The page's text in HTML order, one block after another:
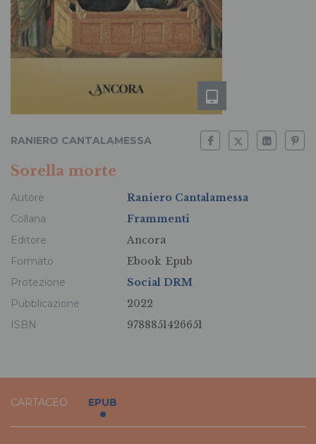
RANIERO CANTALAMESSA
Sorella morte
Autore
Raniero Cantalamessa
Collana
Frammenti
Editore
Ancora
Formato
Ebook Epub
Protezione
Social DRM
Pubblicazione
2022
ISBN
9788851426651
CARTACEO EPUB